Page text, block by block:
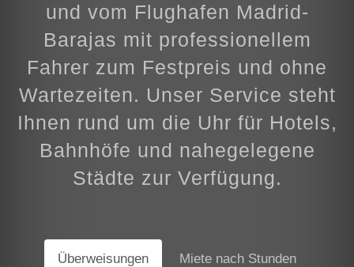
und vom Flughafen Madrid-
Barajas mit professionellem
Fahrer zum Festpreis und ohne
Wartezeiten. Unser Service steht
Ihnen rund um die Uhr für Hotels,
Bahnhöfe und nahegelegene
Städte zur Verfügung.
Überweisungen Miete nach Stunden